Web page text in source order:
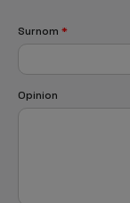
Surnom *
Opinion